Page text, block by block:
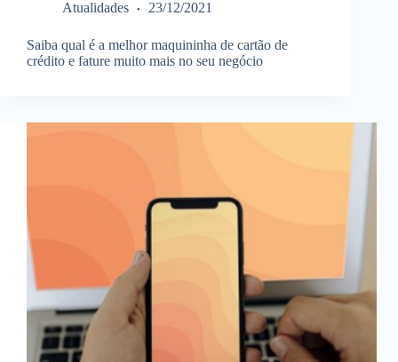
Atualidades
23/12/2021
Saiba qual é a melhor maquininha de cartão de
crédito e fature muito mais no seu negócio